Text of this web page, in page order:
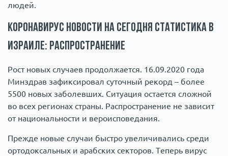
людей.
Коронавирус новости на сегодня статистика в
Израиле: распространение
Рост новых случаев продолжается. 16.09.2020 года
Минздрав зафиксировал суточный рекорд – более
5500 новых заболевших. Ситуация остается сложной
во всех регионах страны. Распространение не зависит
от национальности и вероисповедания.
Прежде новые случаи быстро увеличивались среди
ортодоксальных и арабских секторов. Теперь вирус